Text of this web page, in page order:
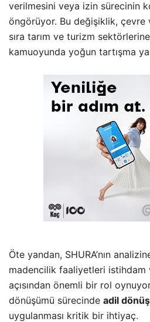
verilmesini veya izin sürecinin
öngörüyor. Bu değişiklik, çevre
sıra tarım ve turizm
kamuoyunda yoğun tartışma
Öte yandan, SHURA’nın
madencilik faaliyetleri istihdam
açısından önemli bir rol
dönüşümü sürecinde adil
uygulanması kritik bir ihtiyaç.